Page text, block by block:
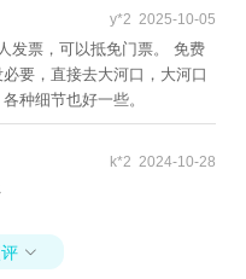
y*2 2025-10-05
发票，可以抵免门票。 免费
要，直接去大河口，大河口
种细节也好一些。
k*2 2024-10-28
